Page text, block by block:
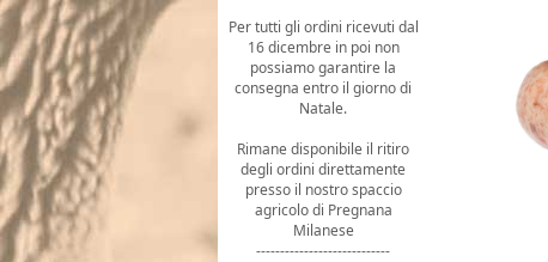
Per tutti gli ordini ricevuti dal
16 dicembre in poi non
possiamo garantire la
consegna entro il giorno di
Natale.
Rimane disponibile il ritiro
degli ordini direttamente
presso il nostro spaccio
agricolo di Pregnana
Milanese
----------------------------